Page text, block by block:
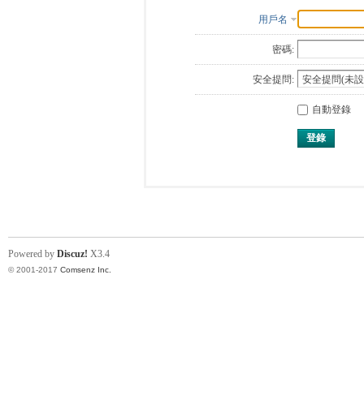
用戶名
密碼:
安全提問:
自動登錄
登錄
Powered by Discuz! X3.4
© 2001-2017 Comsenz Inc.